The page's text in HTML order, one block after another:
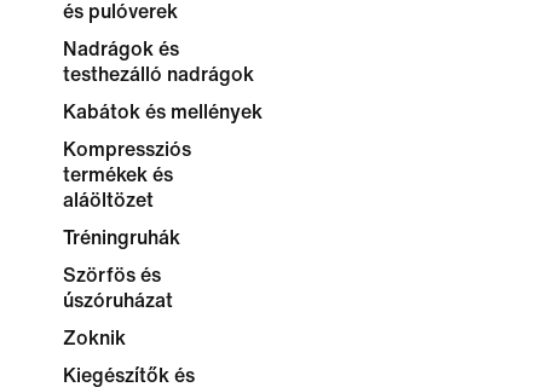
és pulóverek
Nadrágok és
testhezálló nadrágok
Kabátok és mellények
Kompressziós
termékek és
aláöltözet
Tréningruhák
Szörfös és
úszóruházat
Zoknik
Kiegészítők és